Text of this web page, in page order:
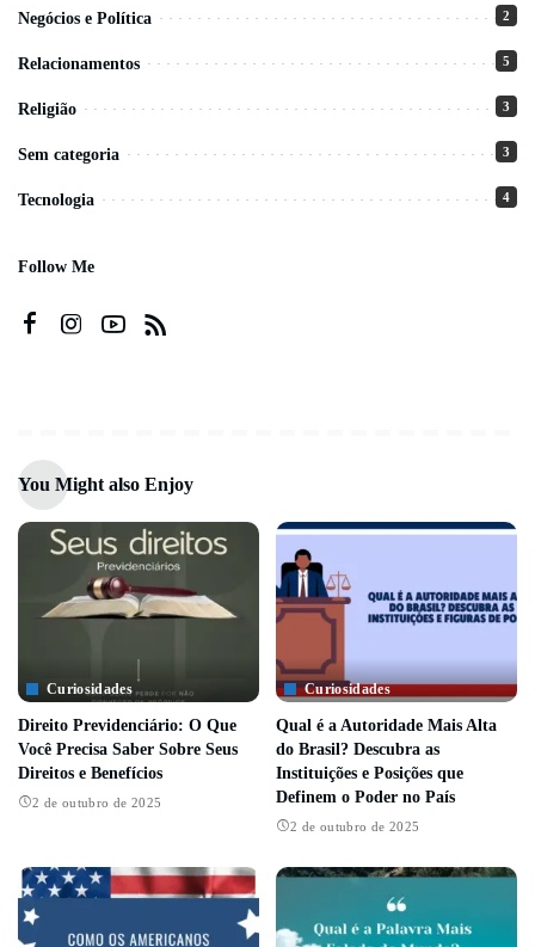
Negócios e Política 2
Relacionamentos 5
Religião 3
Sem categoria 3
Tecnologia 4
Follow Me
You Might also Enjoy
Curiosidades
Direito Previdenciário: O Que
Você Precisa Saber Sobre Seus
Direitos e Benefícios
2 de outubro de 2025
Curiosidades
Qual é a Autoridade Mais Alta
do Brasil? Descubra as
Instituições e Posições que
Definem o Poder no País
2 de outubro de 2025